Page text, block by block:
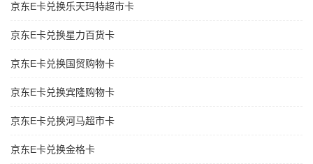
京东E卡兑换乐天玛特超市卡
京东E卡兑换星力百货卡
京东E卡兑换国贸购物卡
京东E卡兑换宾隆购物卡
京东E卡兑换河马超市卡
京东E卡兑换金格卡